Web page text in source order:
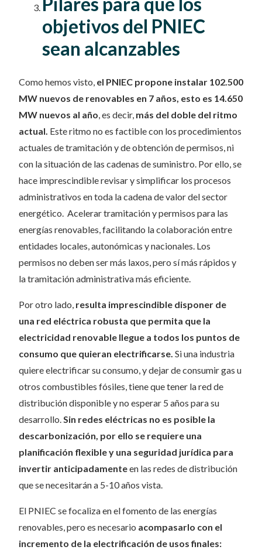
objetivos del PNIEC
sean alcanzables
Como hemos visto, el PNIEC propone instalar 102.500
MW nuevos de renovables en 7 años, esto es 14.650
MW nuevos al año, es decir, más del doble del ritmo
actual. Este ritmo no es factible con los procedimientos
actuales de tramitación y de obtención de permisos, ni
con la situación de las cadenas de suministro. Por ello, se
hace imprescindible revisar y simplificar los procesos
administrativos en toda la cadena de valor del sector
energético. Acelerar tramitación y permisos para las
energías renovables, facilitando la colaboración entre
entidades locales, autonómicas y nacionales. Los
permisos no deben ser más laxos, pero sí más rápidos y
la tramitación administrativa más eficiente.
Por otro lado, resulta imprescindible disponer de
una red eléctrica robusta que permita que la
electricidad renovable llegue a todos los puntos de
consumo que quieran electrificarse. Si una industria
quiere electrificar su consumo, y dejar de consumir gas u
otros combustibles fósiles, tiene que tener la red de
distribución disponible y no esperar 5 años para su
desarrollo.Sin redes eléctricas no es posible la
descarbonización, por ello se requiere una
planificación flexible y una seguridad jurídica para
invertir anticipadamenteen las redes de distribución
que se necesitarán a 5-10 años vista.
El PNIEC se focaliza en el fomento de las energías
renovables, pero es necesario acompasarlo con el
incremento de la electrificación de usos finales: